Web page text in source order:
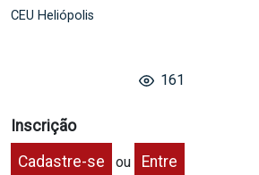
CEU Heliópolis
Inscrição
Cadastre-se
ou Entre
161